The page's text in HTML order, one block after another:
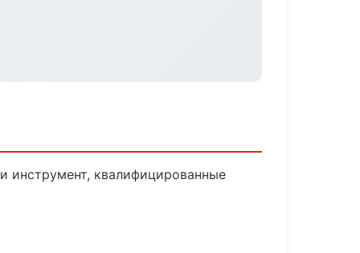
инструмент, квалифицированные